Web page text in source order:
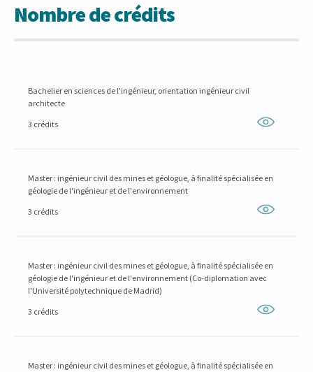
Nombre de crédits
Bachelier en sciences de l'ingénieur, orientation ingénieur civil
architecte
3 crédits
Master : ingénieur civil des mines et géologue, à finalité spécialisée en
géologie de l'ingénieur et de l'environnement
3 crédits
Master : ingénieur civil des mines et géologue, à finalité spécialisée en
géologie de l'ingénieur et de l'environnement (Co-diplomation avec
l'Université polytechnique de Madrid)
3 crédits
Master : ingénieur civil des mines et géologue, à finalité spécialisée en